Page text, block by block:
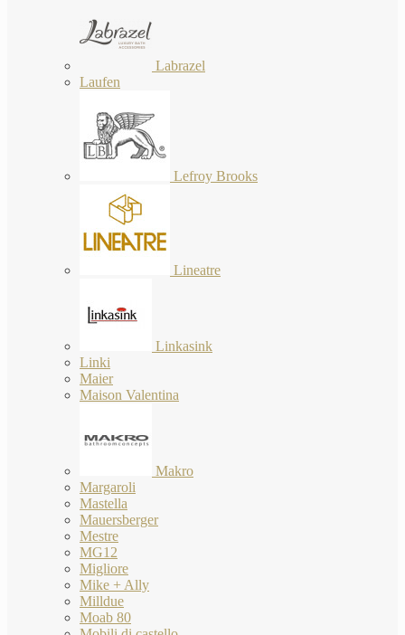
Labrazel
Laufen
Lefroy Brooks
Lineatre
Linkasink
Linki
Maier
Maison Valentina
Makro
Margaroli
Mastella
Mauersberger
Mestre
MG12
Migliore
Mike + Ally
Milldue
Moab 80